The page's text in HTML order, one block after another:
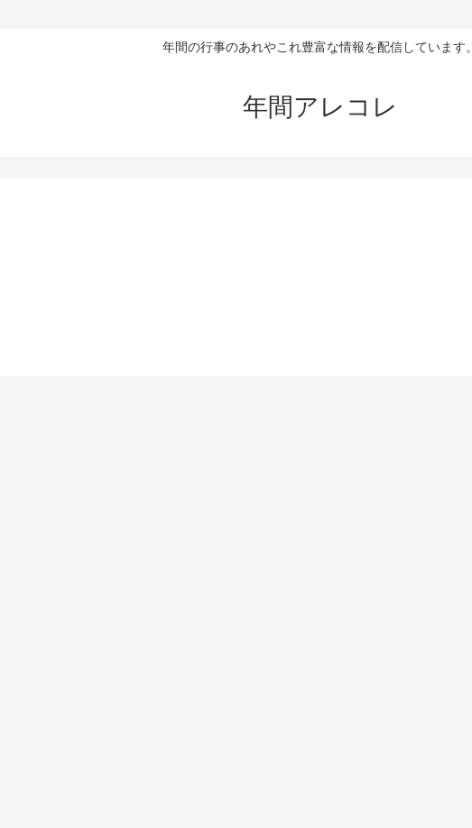
年間の行事のあれやこれ豊富な情報を配信しています。
年間アレコレ